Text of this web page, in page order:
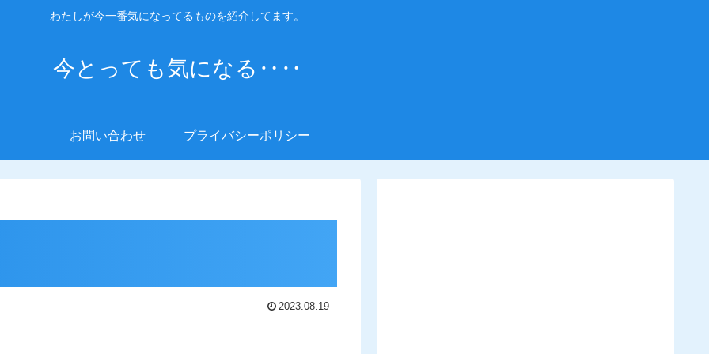
わたしが今一番気になってるものを紹介してます。
今とっても気になる‥‥
お問い合わせ プライバシーポリシー
2023.08.19